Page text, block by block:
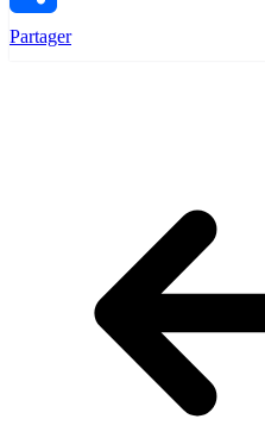
Partager